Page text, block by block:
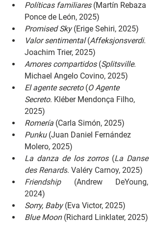
Políticas familiares (Martín Rebaza
Ponce de León, 2025)
Promised Sky (Erige Sehiri, 2025)
Valor sentimental (Affeksjonsverdi.
Joachim Trier, 2025)
Amores compartidos (Splitsville.
Michael Angelo Covino, 2025)
El agente secreto (O Agente
Secreto. Kléber Mendonça Filho,
2025)
Romería (Carla Simón, 2025)
Punku (Juan Daniel Fernández
Molero, 2025)
La danza de los zorros (La Danse
des Renards. Valéry Carnoy, 2025)
Friendship (Andrew DeYoung,
2024)
Sorry, Baby (Eva Victor, 2025)
Blue Moon (Richard Linklater, 2025)